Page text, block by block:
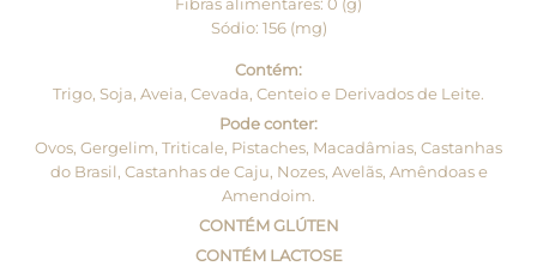
Sódio: 156 (mg)
Contém:
Trigo, Soja, Aveia, Cevada, Centeio e Derivados de Leite.
Pode conter:
Ovos, Gergelim, Triticale, Pistaches, Macadâmias, Castanhas
do Brasil, Castanhas de Caju, Nozes, Avelãs, Amêndoas e
Amendoim.
CONTÉM GLÚTEN
CONTÉM LACTOSE